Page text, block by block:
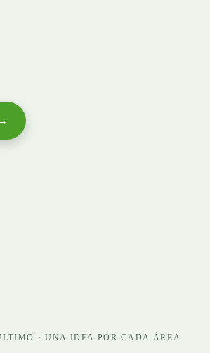
· UNA IDEA POR CADA ÁREA